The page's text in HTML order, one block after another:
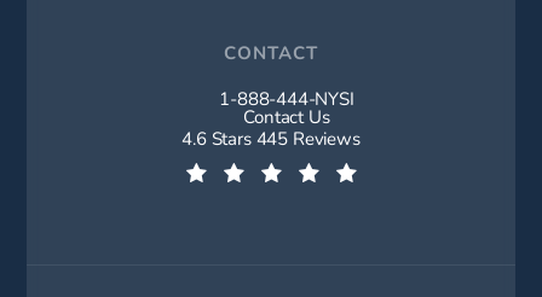
CONTACT
Call New York Spine Institute on
1-888-444-NYSI
Contact Us
New York Spine Institute reviews:
4.6 Stars 445 Reviews